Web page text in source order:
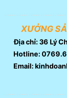
XƯỞNG
Địa chỉ: 36 Lý
Hotline:
Email: